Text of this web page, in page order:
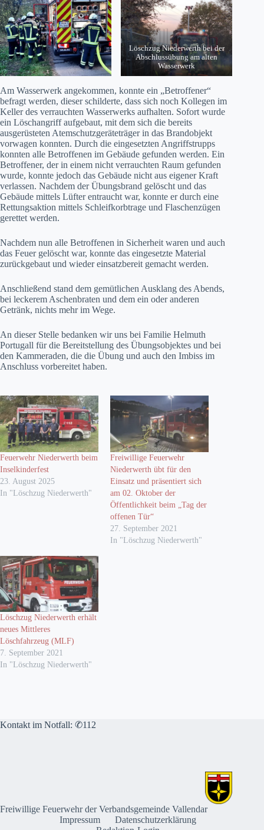
Löschzug Niederwerth bei der
Abschlussübung am alten
Wasserwerk
Am Wasserwerk angekommen, konnte ein „Betroffener“
befragt werden, dieser schilderte, dass sich noch Kollegen im
Keller des verrauchten Wasserwerks aufhalten. Sofort wurde
ein Löschangriff aufgebaut, mit dem sich die bereits
ausgerüsteten Atemschutzgeräteträger in das Brandobjekt
vorwagen konnten. Durch die eingesetzten Angriffstrupps
konnten alle Betroffenen im Gebäude gefunden werden. Ein
Betroffener, der in einem nicht verrauchten Raum gefunden
wurde, konnte jedoch das Gebäude nicht aus eigener Kraft
verlassen. Nachdem der Übungsbrand gelöscht und das
Gebäude mittels Lüfter entraucht war, konnte er durch eine
Rettungsaktion mittels Schleifkorbtrage und Flaschenzügen
gerettet werden.
Nachdem nun alle Betroffenen in Sicherheit waren und auch
das Feuer gelöscht war, konnte das eingesetzte Material
zurückgebaut und wieder einsatzbereit gemacht werden.
Anschließend stand dem gemütlichen Ausklang des Abends,
bei leckerem Aschenbraten und dem ein oder anderen
Getränk, nichts mehr im Wege.
An dieser Stelle bedanken wir uns bei Familie Helmuth
Portugall für die Bereitstellung des Übungsobjektes und bei
den Kammeraden, die die Übung und auch den Imbiss im
Anschluss vorbereitet haben.
Feuerwehr Niederwerth beim
Inselkinderfest
23. August 2025
In "Löschzug Niederwerth"
Freiwillige Feuerwehr
Niederwerth übt für den
Einsatz und präsentiert sich
am 02. Oktober der
Öffentlichkeit beim „Tag der
offenen Tür“
27. September 2021
In "Löschzug Niederwerth"
Löschzug Niederwerth erhält
neues Mittleres
Löschfahrzeug (MLF)
7. September 2021
In "Löschzug Niederwerth"
Kontakt im Notfall: ✆112
Freiwillige Feuerwehr der Verbandsgemeinde Vallendar
Impressum
Datenschutzerklärung